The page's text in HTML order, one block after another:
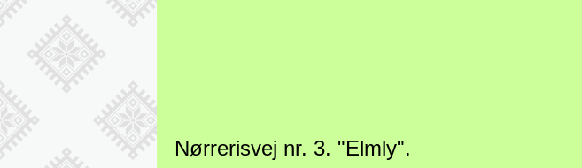
Nørrerisvej nr. 3. "Elmly".